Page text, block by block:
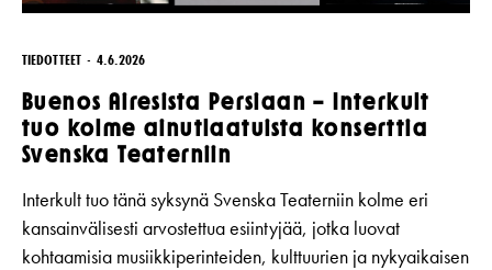
TIEDOTTEET 4.6.2026
Buenos Airesista Persiaan – Interkult
tuo kolme ainutlaatuista konserttia
Svenska Teaterniin
Interkult tuo tänä syksynä Svenska Teaterniin kolme eri
kansainvälisesti arvostettua esiintyjää, jotka luovat
kohtaamisia musiikkiperinteiden, kulttuurien ja nykyaikaisen